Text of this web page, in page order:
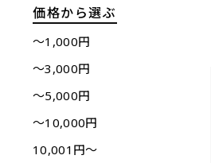
価格から選ぶ
〜1,000円
〜3,000円
〜5,000円
〜10,000円
10,001円〜